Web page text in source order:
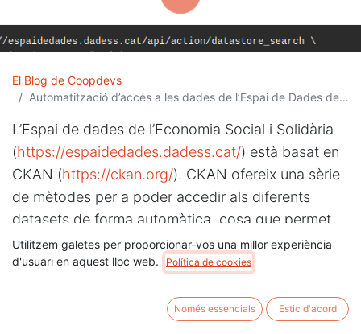
El Blog de Coopdevs
Automatització d’accés a les dades de l’Espai de Dades de l’ESS
L’Espai de dades de l’Economia Social i Solidària
(https://espaidedades.dadess.cat/) està basat en
CKAN (https://ckan.org/). CKAN ofereix una sèrie
de mètodes per a poder accedir als diferents
datasets de forma automàtica, cosa que permet
tenir processos recurrents que alimentin les bases
de dades de les organitzacions, podent creuar les
Utilitzem galetes per proporcionar-vos una millor experiència
d'usuari en aquest lloc web.
Política de cookies
Només essencials Estic d'acord